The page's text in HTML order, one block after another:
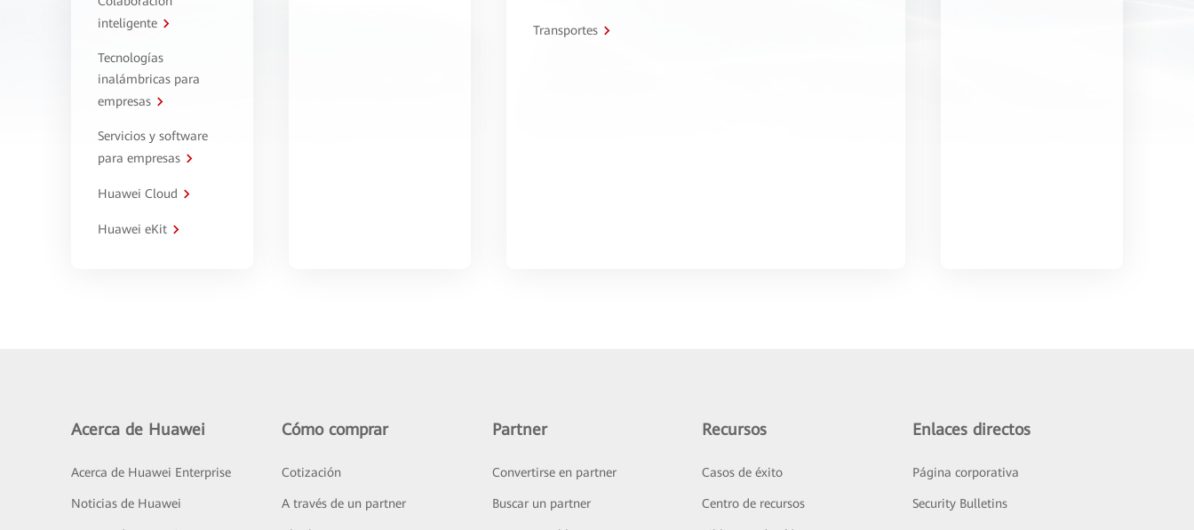
inteligente
Tecnologías
inalámbricas para
empresas
Servicios y software
para empresas
Huawei Cloud
Huawei eKit
Transportes
Acerca de Huawei
Acerca de Huawei Enterprise
Noticias de Huawei
Cómo comprar
Cotización
A través de un partner
Partner
Convertirse en partner
Buscar un partner
Recursos
Casos de éxito
Centro de recursos
Enlaces directos
Página corporativa
Security Bulletins